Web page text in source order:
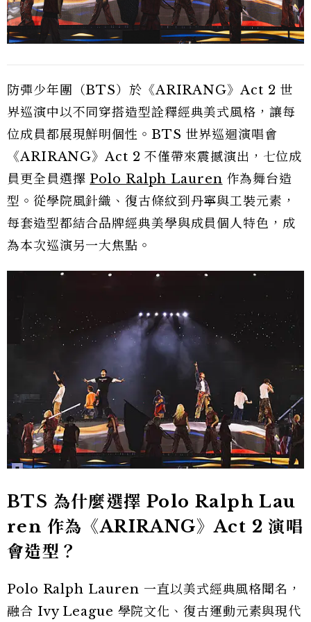
防彈少年團（BTS）於《ARIRANG》Act 2 世
界巡演中以不同穿搭造型詮釋經典美式風格，讓每
位成員都展現鮮明個性。BTS 世界巡迴演唱會
《ARIRANG》Act 2 不僅帶來震撼演出，七位成
員更全員選擇 Polo Ralph Lauren 作為舞台造
型。從學院風針織、復古條紋到丹寧與工裝元素，
每套造型都結合品牌經典美學與成員個人特色，成
為本次巡演另一大焦點。
BTS 為什麼選擇 Polo Ralph Lau
ren 作為《ARIRANG》Act 2 演唱
會造型？
Polo Ralph Lauren 一直以美式經典風格聞名，
融合 Ivy League 學院文化、復古運動元素與現代